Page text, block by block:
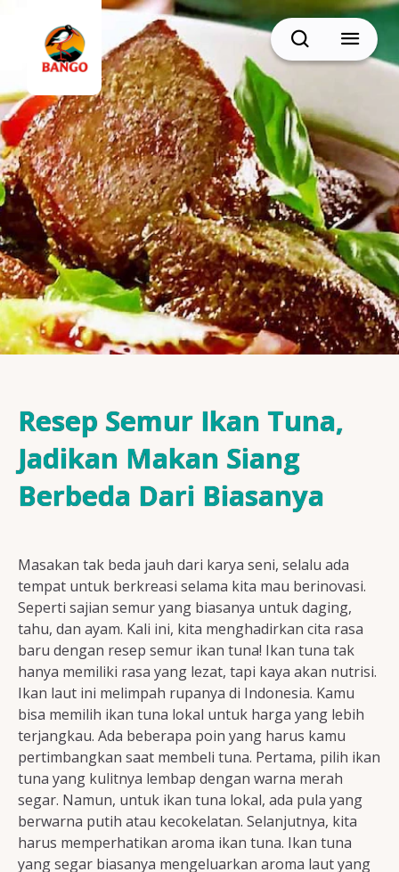
BACK
Resep Sate
Resep Semur
Resep Daging
Resep Ikan
Resep Tempe/Tahu
Resep Sayuran
Semua Resep
Cari
Resep Semur Ikan Tuna,
Jadikan Makan Siang
Berbeda Dari Biasanya
Masakan tak beda jauh dari karya seni, selalu ada
tempat untuk berkreasi selama kita mau berinovasi.
Seperti sajian semur yang biasanya untuk daging,
tahu, dan ayam. Kali ini, kita menghadirkan cita rasa
baru dengan resep semur ikan tuna! Ikan tuna tak
hanya memiliki rasa yang lezat, tapi kaya akan nutrisi.
Ikan laut ini melimpah rupanya di Indonesia. Kamu
bisa memilih ikan tuna lokal untuk harga yang lebih
terjangkau. Ada beberapa poin yang harus kamu
pertimbangkan saat membeli tuna. Pertama, pilih ikan
tuna yang kulitnya lembap dengan warna merah
segar. Namun, untuk ikan tuna lokal, ada pula yang
berwarna putih atau kecokelatan. Selanjutnya, kita
harus memperhatikan aroma ikan tuna. Ikan tuna
yang segar biasanya mengeluarkan aroma laut yang